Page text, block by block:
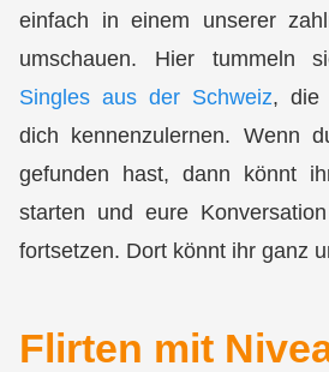
einfach in einem unserer
umschauen. Hier tummeln
Singles aus der Schweiz, die
dich kennenzulernen. Wenn
gefunden hast, dann könnt
starten und eure
fortsetzen. Dort könnt ihr ganz
Flirten mit